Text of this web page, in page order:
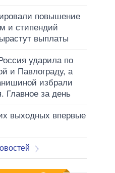
повышение
и стипендий
выплаты
ударила по
и Павлограду, а
избрали
Главное за день
выходных впервые